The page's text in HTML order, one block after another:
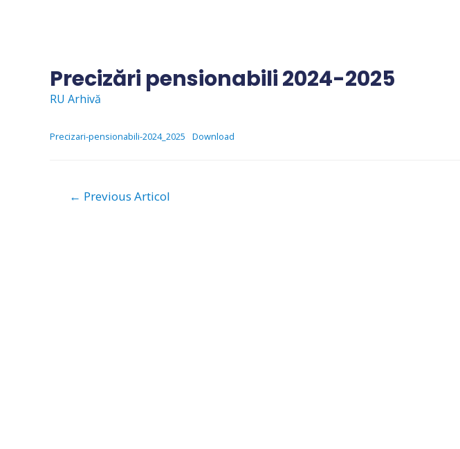
Precizări pensionabili 2024-2025
RU Arhivă
Precizari-pensionabili-2024_2025 Download
Navigare
← Previous Articol